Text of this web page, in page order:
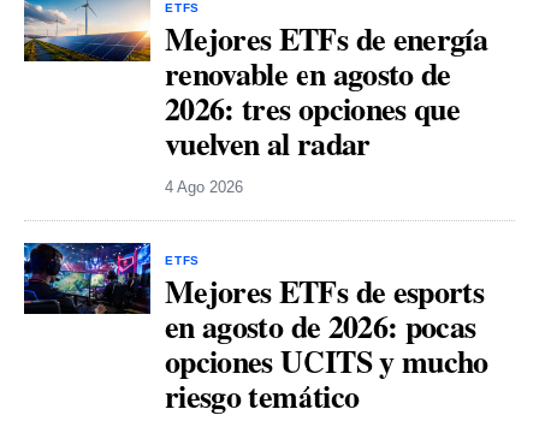
ETFS
Mejores ETFs de energía
renovable en agosto de
2026: tres opciones que
vuelven al radar
4 Ago 2026
ETFS
Mejores ETFs de esports
en agosto de 2026: pocas
opciones UCITS y mucho
riesgo temático